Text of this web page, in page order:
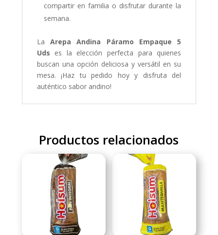
compartir en familia o disfrutar durante la
semana.
LaArepa Andina Páramo Empaque 5
Uds es la elección perfecta para quienes
buscan una opción deliciosa y versátil en su
mesa. ¡Haz tu pedido hoy y disfruta del
auténtico sabor andino!
Productos relacionados